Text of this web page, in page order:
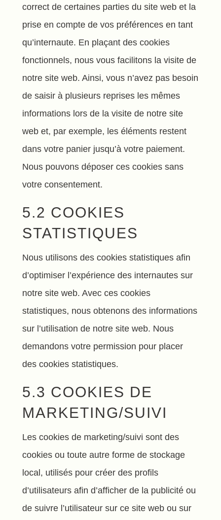
correct de certaines parties du site web et la
prise en compte de vos préférences en tant
qu’internaute. En plaçant des cookies
fonctionnels, nous vous facilitons la visite de
notre site web. Ainsi, vous n’avez pas besoin
de saisir à plusieurs reprises les mêmes
informations lors de la visite de notre site
web et, par exemple, les éléments restent
dans votre panier jusqu’à votre paiement.
Nous pouvons déposer ces cookies sans
votre consentement.
5.2 COOKIES
STATISTIQUES
Nous utilisons des cookies statistiques afin
d’optimiser l’expérience des internautes sur
notre site web. Avec ces cookies
statistiques, nous obtenons des informations
sur l’utilisation de notre site web. Nous
demandons votre permission pour placer
des cookies statistiques.
5.3 COOKIES DE
MARKETING/SUIVI
Les cookies de marketing/suivi sont des
cookies ou toute autre forme de stockage
local, utilisés pour créer des profils
d’utilisateurs afin d’afficher de la publicité ou
de suivre l’utilisateur sur ce site web ou sur